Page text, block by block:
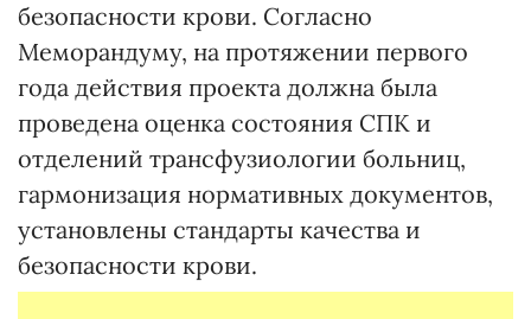
безопасности крови. Согласно
Меморандуму, на протяжении первого
года действия проекта должна была
проведена оценка состояния СПК и
отделений трансфузиологии больниц,
гармонизация нормативных документов,
установлены стандарты качества и
безопасности крови.